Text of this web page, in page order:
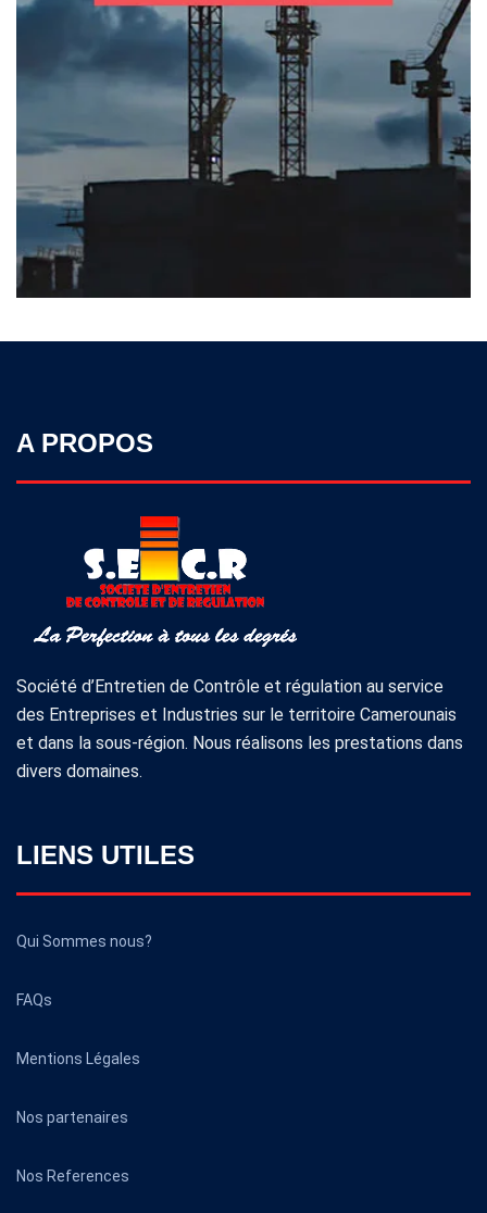
A PROPOS
Société d’Entretien de Contrôle et régulation au service
des Entreprises et Industries sur le territoire Camerounais
et dans la sous-région. Nous réalisons les prestations dans
divers domaines.
LIENS UTILES
Qui Sommes nous?
FAQs
Mentions Légales
Nos partenaires
Nos References